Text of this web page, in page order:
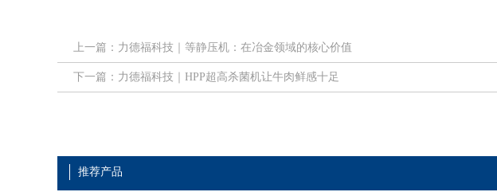
上一篇：力德福科技｜等静压机：在冶金领域的核心价值
下一篇：力德福科技｜HPP超高杀菌机让牛肉鲜感十足
推荐产品